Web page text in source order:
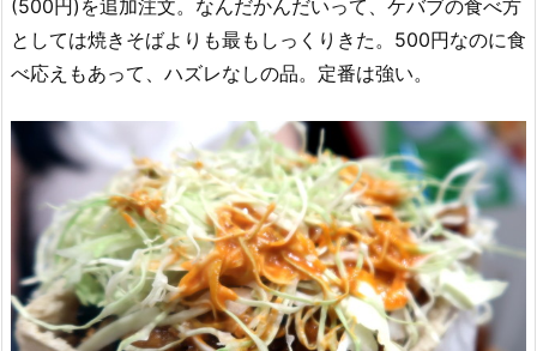
(500円)を追加注文。なんだかんだいって、ケバブの食べ方
としては焼きそばよりも最もしっくりきた。500円なのに食
べ応えもあって、ハズレなしの品。定番は強い。